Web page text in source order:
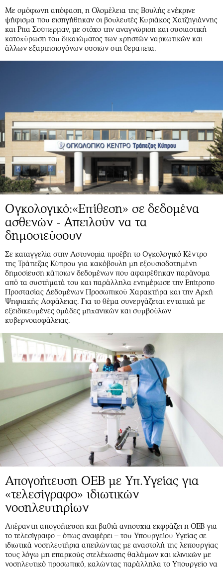
Με ομόφωνη απόφαση, η Ολομέλεια της Βουλής ενέκρινε
ψήφισμα που εισηγήθηκαν οι βουλευτές Κυριάκος Χατζηγιάννης
και Ρίτα Σούπερμαν, με στόχο την αναγνώριση και ουσιαστική
κατοχύρωση του δικαιώματος των χρηστών ναρκωτικών και
άλλων εξαρτησιογόνων ουσιών στη θεραπεία.
Ογκολογικό:«Επίθεση» σε δεδομένα
ασθενών - Απειλούν να τα
δημοσιεύσουν
Σε καταγγελία στην Αστυνομία προέβη το Ογκολογικό Κέντρο
της Τράπεζας Κύπρου για κακόβουλη μη εξουσιοδοτημένη
δημοσίευση κάποιων δεδομένων που αφαιρέθηκαν παράνομα
από τα συστήματά του και παράλληλα ενημέρωσε την Επίτροπο
Προστασίας Δεδομένων Προσωπικού Χαρακτήρα και την Αρχή
Ψηφιακής Ασφάλειας. Για το θέμα συνεργάζεται εντατικά με
εξειδικευμένες ομάδες μηχανικών και συμβούλων
κυβερνοασφάλειας.
Απογοήτευση ΟΕΒ με Υπ.Υγείας για
«τελεσίγραφο» ιδιωτικών
νοσηλευτηρίων
Απέραντη απογοήτευση και βαθιά ανησυχία εκφράζει η ΟΕΒ για
το τελεσίγραφο – όπως αναφέρει – του Υπουργείου Υγείας σε
ιδιωτικά νοσηλευτήρια απειλώντας με αναστολή της λειτουργίας
τους λόγω μη επαρκούς στελέχωσης θαλάμων και κλινικών με
νοσηλευτικό προσωπικό, καλώντας παράλληλα το Υπουργείο να